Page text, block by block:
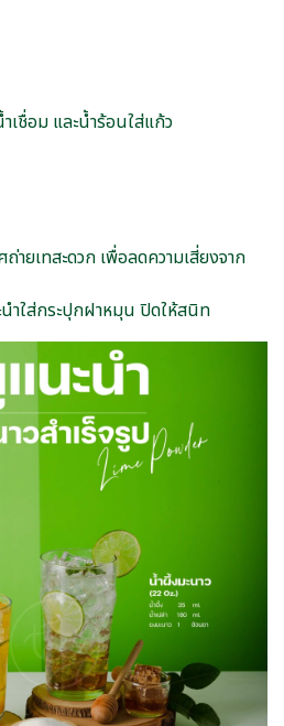
เชื่อม และน้ำร้อนใส่แก้ว
ายเทสะดวก เพื่อลดความเสี่ยงจาก
ำใส่กระปุกฝาหมุน ปิดให้สนิท